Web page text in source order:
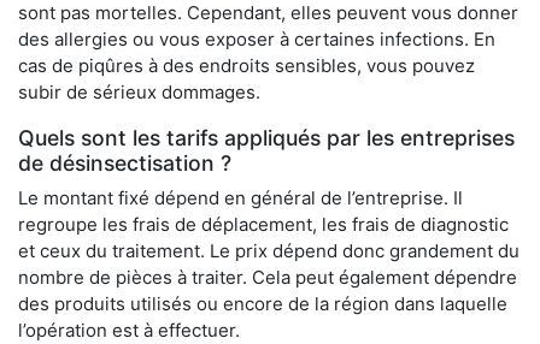
sont pas mortelles. Cependant, elles peuvent vous donner
des allergies ou vous exposer à certaines infections. En
cas de piqûres à des endroits sensibles, vous pouvez
subir de sérieux dommages.
Quels sont les tarifs appliqués par les entreprises
de désinsectisation ?
Le montant fixé dépend en général de l’entreprise. Il
regroupe les frais de déplacement, les frais de diagnostic
et ceux du traitement. Le prix dépend donc grandement du
nombre de pièces à traiter. Cela peut également dépendre
des produits utilisés ou encore de la région dans laquelle
l’opération est à effectuer.